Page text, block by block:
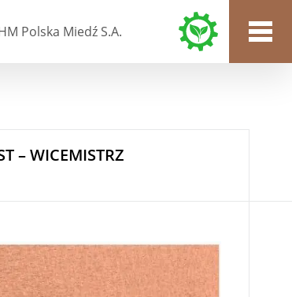
Polska Miedź S.A.
– WICEMISTRZ